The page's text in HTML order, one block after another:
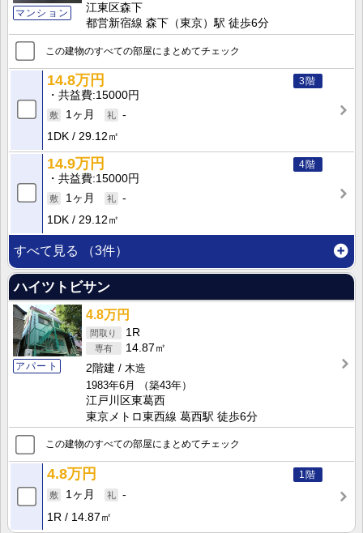
マンション
江東区森下
都営新宿線 森下（東京）駅 徒歩6分
この建物のすべての部屋にまとめてチェック
3階
14.8万円
共益費 15000円
1ヶ月
-
1DK
29.12㎡
4階
14.9万円
共益費 15000円
1ヶ月
-
1DK
29.12㎡
すべて見る （3件）
ハイツトビサン
アパート
4.8万円
1R
14.87㎡
2階建
木造
1983年6月
（築43年）
江戸川区東葛西
東京メトロ東西線 葛西駅 徒歩6分
この建物のすべての部屋にまとめてチェック
1階
4.8万円
1ヶ月
-
1R
14.87㎡